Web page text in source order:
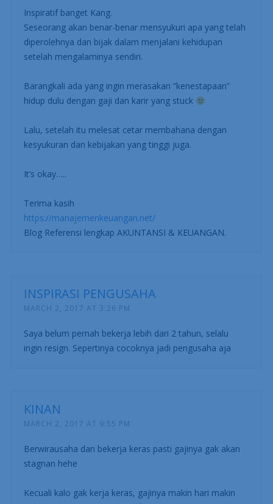
Inspiratif banget Kang.
Seseorang akan benar-benar mensyukuri apa yang telah
diperolehnya dan bijak dalam menjalani kehidupan
setelah mengalaminya sendiri.
Barangkali ada yang ingin merasakan “kenestapaan”
hidup dulu dengan gaji dan karir yang stuck
Lalu, setelah itu melesat cetar membahana dengan
kesyukuran dan kebijakan yang tinggi juga.
It’s okay…..
Terima kasih
https://manajemenkeuangan.net/
Blog Referensi lengkap AKUNTANSI & KEUANGAN.
INSPIRASI PENGUSAHA
MARCH 2, 2017 AT 3:26 PM
Saya belum pernah bekerja lebih dari 2 tahun, selalu
ingin resign. Sepertinya cocoknya jadi pengusaha aja
KINAN
MARCH 2, 2017 AT 9:55 PM
Berwirausaha dan bekerja keras pasti gajinya gak akan
stagnan hehe
Kecuali kalo gak kerja keras, gajinya makin hari makin